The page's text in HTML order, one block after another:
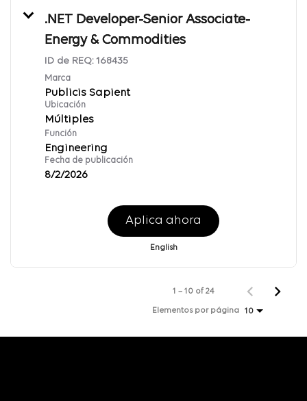
.NET Developer-Senior Associate-
Energy & Commodities
ID de REQ: 168435
Marca
Publicis Sapient
Ubicación
Múltiples
Función
Engineering
Fecha de publicación
8/2/2026
Aplica ahora
English
Elementos por página 10
1 – 10 of 24